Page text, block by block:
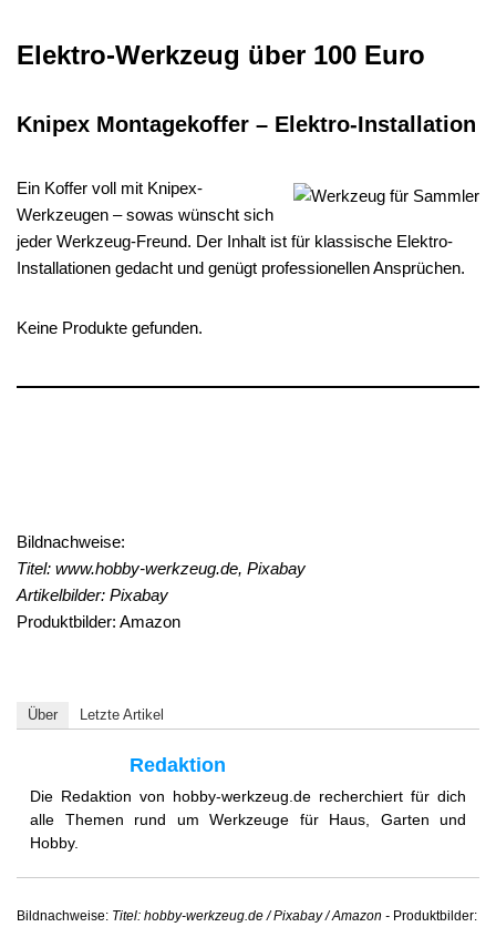
Elektro-Werkzeug über 100 Euro
Knipex Montagekoffer – Elektro-Installation
Ein Koffer voll mit Knipex-
Werkzeugen – sowas wünscht sich
jeder Werkzeug-Freund. Der Inhalt ist für klassische Elektro-
Installationen gedacht und genügt professionellen Ansprüchen.
Keine Produkte gefunden.
Bildnachweise:
Titel: www.hobby-werkzeug.de, Pixabay
Artikelbilder: Pixabay
Produktbilder: Amazon
Über Letzte Artikel
Redaktion
Die Redaktion von hobby-werkzeug.de recherchiert für dich
alle Themen rund um Werkzeuge für Haus, Garten und
Hobby.
Bildnachweise: Titel: hobby-werkzeug.de / Pixabay / Amazon - Produktbilder: